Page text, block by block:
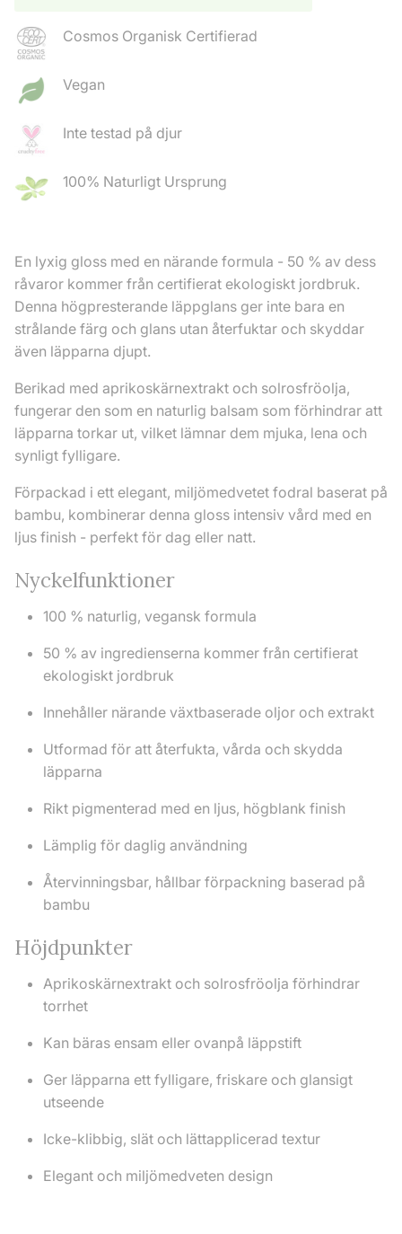
Cosmos Organisk Certifierad
Vegan
Inte testad på djur
100% Naturligt Ursprung
En lyxig gloss med en närande formula - 50 % av dess
råvaror kommer från certifierat ekologiskt jordbruk.
Denna högpresterande läppglans ger inte bara en
strålande färg och glans utan återfuktar och skyddar
även läpparna djupt.
Berikad med aprikoskärnextrakt och solrosfröolja,
fungerar den som en naturlig balsam som förhindrar att
läpparna torkar ut, vilket lämnar dem mjuka, lena och
synligt fylligare.
Förpackad i ett elegant, miljömedvetet fodral baserat på
bambu, kombinerar denna gloss intensiv vård med en
ljus finish - perfekt för dag eller natt.
Nyckelfunktioner
100 % naturlig, vegansk formula
50 % av ingredienserna kommer från certifierat
ekologiskt jordbruk
Innehåller närande växtbaserade oljor och extrakt
Utformad för att återfukta, vårda och skydda
läpparna
Rikt pigmenterad med en ljus, högblank finish
Lämplig för daglig användning
Återvinningsbar, hållbar förpackning baserad på
bambu
Höjdpunkter
Aprikoskärnextrakt och solrosfröolja förhindrar
torrhet
Kan bäras ensam eller ovanpå läppstift
Ger läpparna ett fylligare, friskare och glansigt
utseende
Icke-klibbig, slät och lättapplicerad textur
Elegant och miljömedveten design